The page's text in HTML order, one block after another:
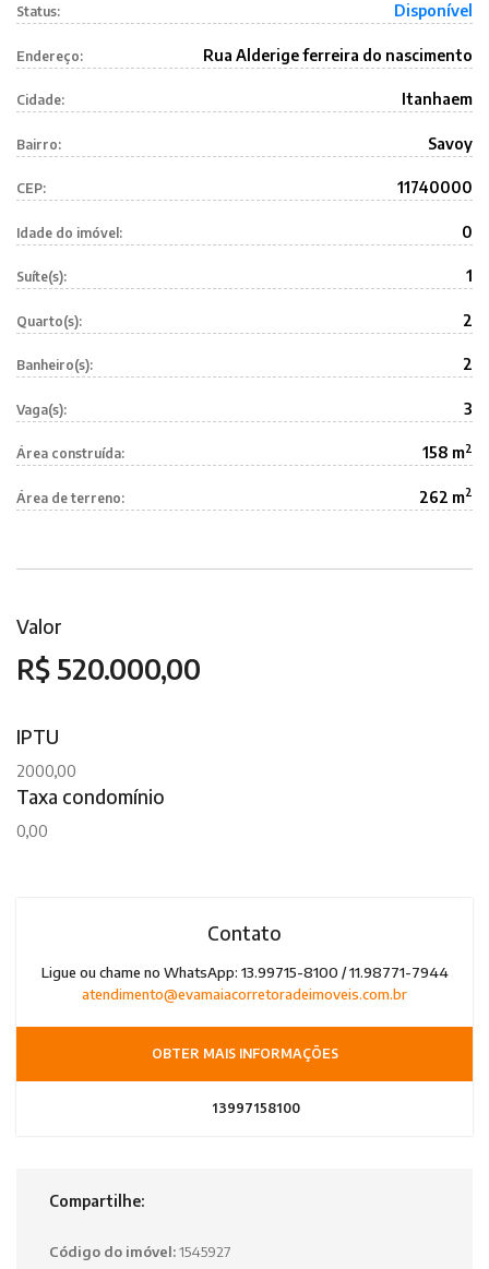
Status: Disponível
Endereço: Rua Alderige ferreira do nascimento
Cidade: Itanhaem
Bairro: Savoy
CEP: 11740000
Idade do imóvel: 0
Suíte(s): 1
Quarto(s): 2
Banheiro(s): 2
Vaga(s): 3
Área construída: 158 m2
Área de terreno: 262 m2
Valor
R$ 520.000,00
IPTU
2000,00
Taxa condomínio
0,00
Contato
Ligue ou chame no WhatsApp: 13.99715-8100 / 11.98771-7944
atendimento@evamaiacorretoradeimoveis.com.br
OBTER MAIS INFORMAÇÕES
13997158100
Compartilhe:
Código do imóvel:1545927